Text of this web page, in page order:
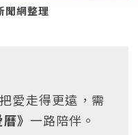
聞網整理
愛走得更遠，需
》 一路陪伴。